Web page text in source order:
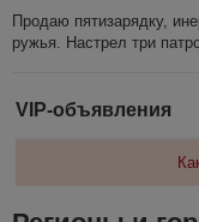
Продаю пятизарядку,
ружья. Настрел три
VIP-объявления